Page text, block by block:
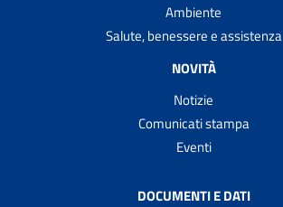
Ambiente
Salute, benessere e assistenza
NOVITÀ
Notizie
Comunicati stampa
Eventi
DOCUMENTI E DATI